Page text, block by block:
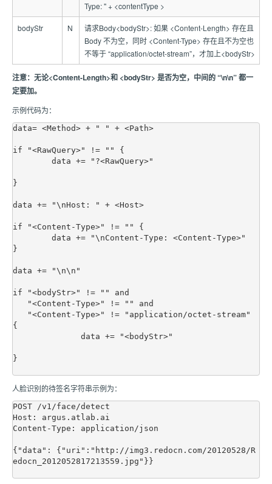
Type: " + <contentType >
bodyStr N
请求Body<bodyStr>: 如果 <Content-Length> 存在且
Body 不为空，同时 <Content-Type> 存在且不为空也
不等于 “application/octet-stream”，才加上<bodyStr>
注意：无论<Content-Length>和 <bodyStr> 是否为空，中间的 “\n\n” 都一
定要加。
示例代码为：
data= <Method> + " " + <Path>
if "<RawQuery>" != "" {
}
data += "\nHost: " + <Host>
if "<Content-Type>" != "" {
}
data += "\n\n"
if "<bodyStr>" != "" and
{
}
人脸识别的待签名字符串示例为：
POST /v1/face/detect
Host: argus.atlab.ai
Content-Type: application/json
{"data": {"uri":"http://img3.redocn.com/20120528/R
edocn_2012052817213559.jpg"}}